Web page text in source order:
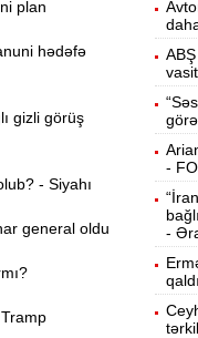
plan
hədəfə
gizli görüş
- Siyahı
general oldu
15:13
14:59
14:43
14:26
14:11
-
-